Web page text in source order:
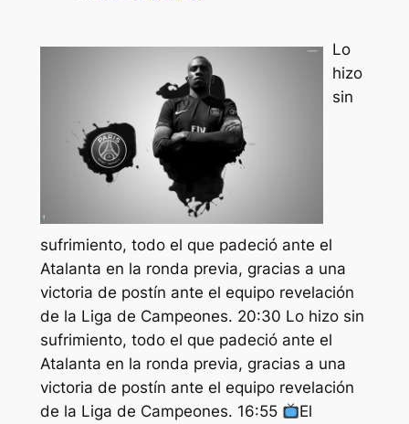
Lo
hizo
sin
sufrimiento, todo el que padeció ante el
Atalanta en la ronda previa, gracias a una
victoria de postín ante el equipo revelación
de la Liga de Campeones. 20:30 Lo hizo sin
sufrimiento, todo el que padeció ante el
Atalanta en la ronda previa, gracias a una
victoria de postín ante el equipo revelación
de la Liga de Campeones. 16:55
El